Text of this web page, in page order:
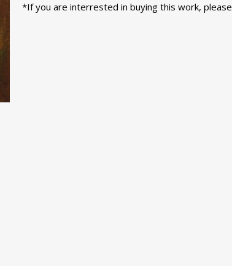
*If you are interrested in buying this work, please